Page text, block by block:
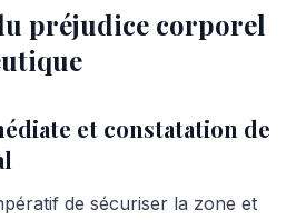
préjudice corporel
et constatation de
de sécuriser la zone et